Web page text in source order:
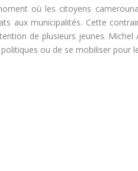
où les citoyens
aux municipalités. Cette
de plusieurs jeunes. Michel
politiques ou de se mobiliser pour